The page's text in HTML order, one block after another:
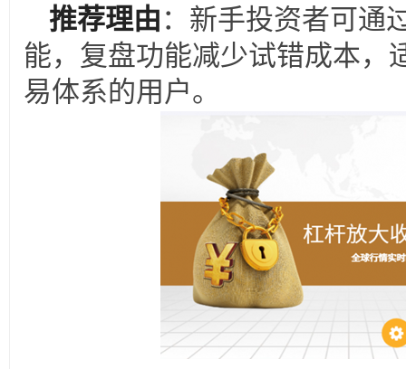
推荐理由 ：新手投资者可通
能，复盘功能减少试错成本，
易体系的用户。